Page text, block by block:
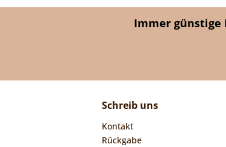
Immer günstige
Schreib uns
Kontakt
Rückgabe